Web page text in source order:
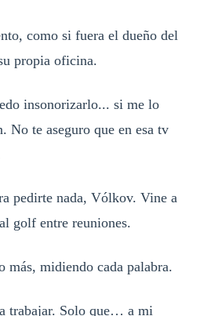
como si fuera el dueño del
propia oficina.
insonorizarlo... si me lo
No te aseguro que en esa tv
pedirte nada, Vólkov. Vine a
golf entre reuniones.
más, midiendo cada palabra.
trabajar. Solo que… a mi